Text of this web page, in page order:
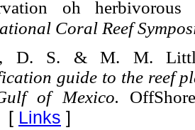
oh
Coral Reef
D. S. & M. M.
guide to the reef
of Mexico.
Links ]